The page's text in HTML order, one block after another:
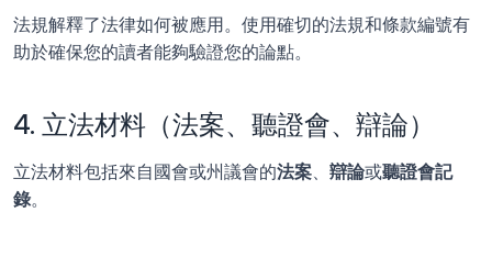
法規解釋了法律如何被應用。使用確切的法規和條款編號有
助於確保您的讀者能夠驗證您的論點。
4. 立法材料（法案、聽證會、辯論）
立法材料包括來自國會或州議會的法案、 辯論或聽證會記
錄。